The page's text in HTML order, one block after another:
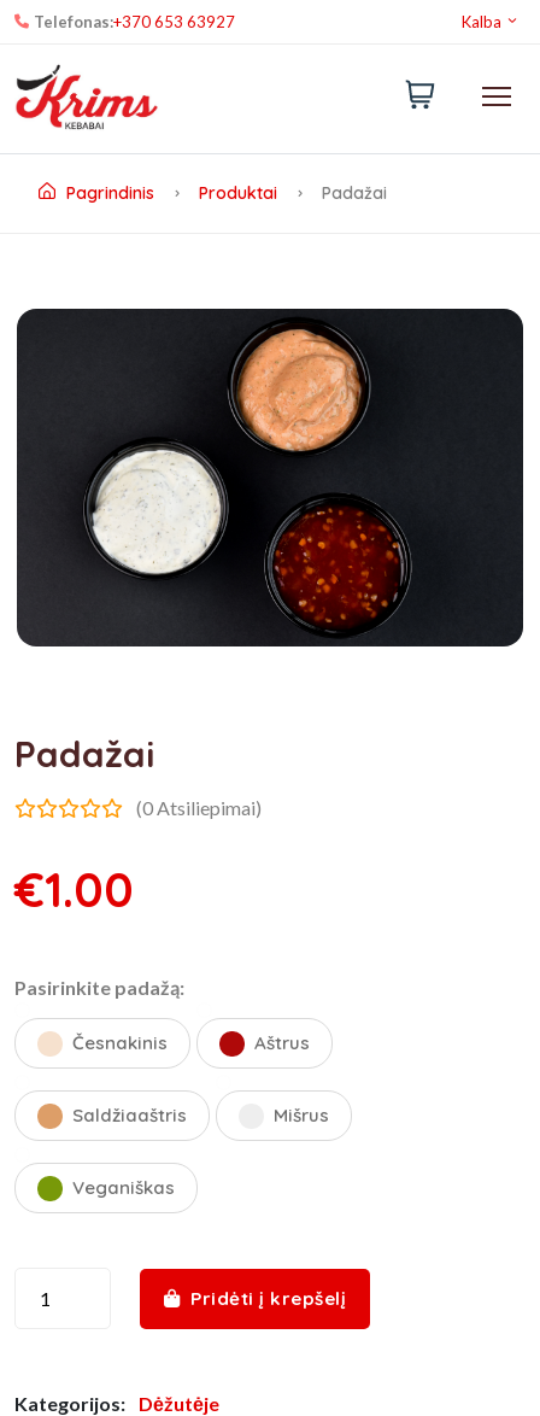
Telefonas:+370 653 63927 Kalba
Pagrindinis Produktai Padažai
Padažai
(0 Atsiliepimai)
€1.00
Pasirinkite padažą:
Česnakinis Aštrus
Saldžiaaštris Mišrus
Veganiškas
Pridėti į krepšelį
Kategorijos: Dėžutėje